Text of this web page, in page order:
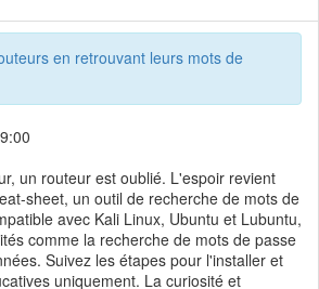
en retrouvant leurs mots de
un routeur est oublié. L'espoir revient
sheet, un outil de recherche de mots de
avec Kali Linux, Ubuntu et Lubuntu,
comme la recherche de mots de passe
Suivez les étapes pour l'installer et
uniquement. La curiosité et